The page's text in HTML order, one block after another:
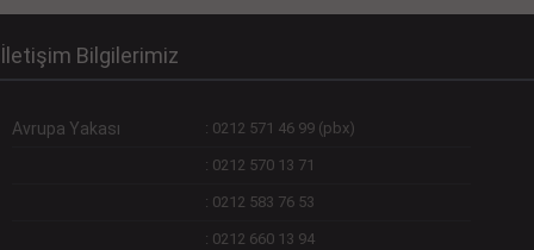
İletişim Bilgilerimiz
Avrupa Yakası : 0212 571 46 99 (pbx)
: 0212 570 13 71
: 0212 583 76 53
: 0212 660 13 94